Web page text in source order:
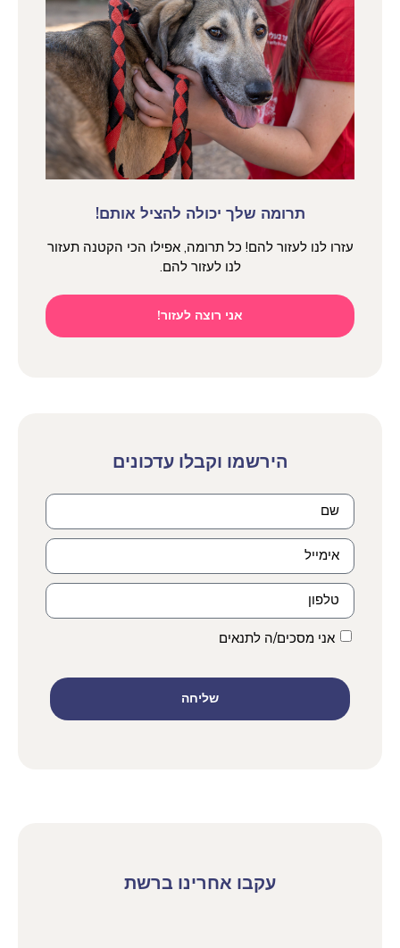
תרומה שלך יכולה להציל אותם!
עזרו לנו לעזור להם! כל תרומה, אפילו הכי הקטנה תעזור
לנו לעזור להם.
אני רוצה לעזור!
הירשמו וקבלו עדכונים
אני מסכים/ה לתנאים
שליחה
עקבו אחרינו ברשת